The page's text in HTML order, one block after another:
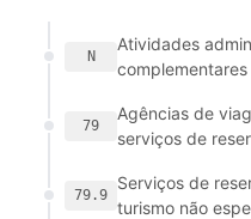
N
Atividades
complementares
79
Agências de
serviços de
79.9
Serviços de
turismo não